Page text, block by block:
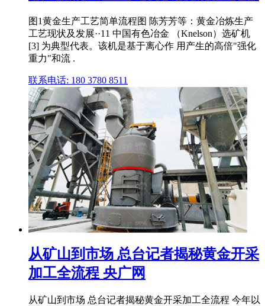
图1黄金生产工艺简单流程图 陈芳芳等：黄金冶炼生产
工艺现状及发展··11 中国有色冶金 （Knelson）选矿机
[3] 为典型代表。该机是基于离心作 用产生的高倍"强化
重力"和流 .
联系电话: 180 3780 8511
从矿山到市场 总台记者揭秘黄金开采
加工全流程 央广网
从矿山到市场 总台记者揭秘黄金开采加工全流程 今年以